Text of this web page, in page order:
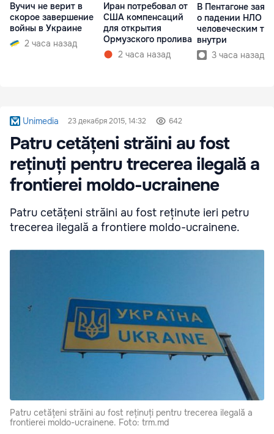
Вучич не верит в
скорое завершение
войны в Украине
2 часа назад
Иран потребовал от
США компенсаций
для открытия
Ормузского пролива
2 часа назад
В Пентагоне
о падении НЛО с
человеческим
внутри
3 часа назад
Unimedia 23 декабря 2015, 14:32 642
Patru cetățeni străini au fost
reținuți pentru trecerea ilegală a
frontierei moldo-ucrainene
Patru cetățeni străini au fost reținute ieri petru
trecerea ilegală a frontiere moldo-ucrainene.
Patru cetățeni străini au fost reținuți pentru trecerea ilegală a
frontierei moldo-ucrainene. Foto: trm.md